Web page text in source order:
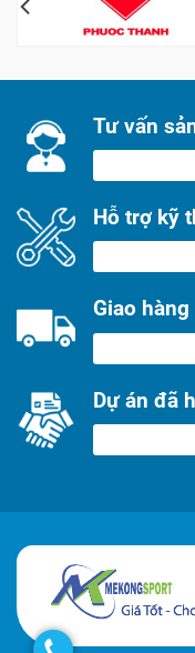
Tư vấn
Hỗ trợ kỹ
Giao
Dự án đã